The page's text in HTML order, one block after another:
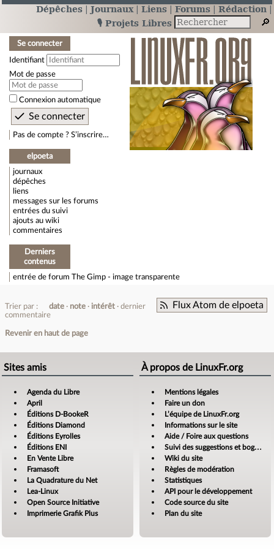
Dépêches Journaux Liens Forums
Rédaction
🎙️ Projets Libres
Se connecter
Identifiant
Mot de passe
Connexion automatique
Pas de compte ? S’inscrire…
elpoeta
journaux
dépêches
liens
messages sur les forums
entrées du suivi
ajouts au wiki
commentaires
Derniers
contenus
entrée de forum The Gimp - image transparente
Flux Atom de elpoeta
Trier par : date note intérêt
dernier
commentaire
Revenir en haut de page
Sites amis
Agenda du Libre
April
Éditions D-BookeR
Éditions Diamond
Éditions Eyrolles
Éditions ENI
En Vente Libre
Framasoft
La Quadrature du Net
Lea-Linux
Open Source Initiative
Imprimerie Grafik Plus
À propos de LinuxFr.org
Mentions légales
Faire un don
L’équipe de LinuxFr.org
Informations sur le site
Aide / Foire aux questions
Suivi des suggestions et bogues
Wiki du site
Règles de modération
Statistiques
API pour le développement
Code source du site
Plan du site